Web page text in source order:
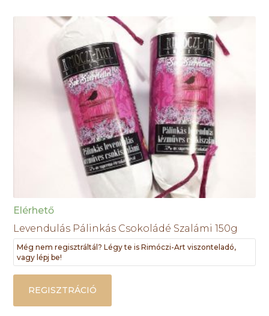
Elérhető
Levendulás Pálinkás Csokoládé Szalámi 150g
Még nem regisztráltál? Légy te is Rimóczi-Art viszonteladó,
vagy lépj be!
REGISZTRÁCIÓ